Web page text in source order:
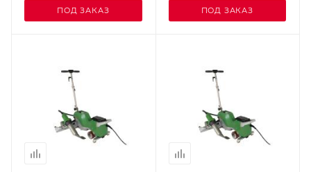
ПОД ЗАКАЗ ПОД ЗАКАЗ